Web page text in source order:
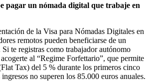
pagar un nómada digital que trabaje en
de la Visa para Nómadas Digitales en
remotos pueden beneficiarse de un
te registras como trabajador autónomo
al “Regime Forfettario”, que permite
Tax) del 5 % durante los primeros cinco
no superen los 85.000 euros anuales.